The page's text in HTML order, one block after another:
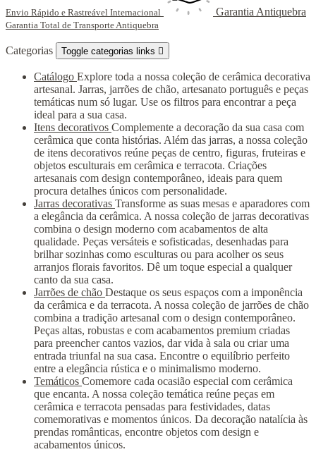
Envio Rápido e Rastreável Internacional Garantia Antiquebra
Garantia Total de Transporte Antiquebra
Categorias Toggle categorias links 
Catálogo Explore toda a nossa coleção de cerâmica decorativa
artesanal. Jarras, jarrões de chão, artesanato português e peças
temáticas num só lugar. Use os filtros para encontrar a peça
ideal para a sua casa.
Itens decorativos Complemente a decoração da sua casa com
cerâmica que conta histórias. Além das jarras, a nossa coleção
de itens decorativos reúne peças de centro, figuras, fruteiras e
objetos esculturais em cerâmica e terracota. Criações
artesanais com design contemporâneo, ideais para quem
procura detalhes únicos com personalidade.
Jarras decorativas Transforme as suas mesas e aparadores com
a elegância da cerâmica. A nossa coleção de jarras decorativas
combina o design moderno com acabamentos de alta
qualidade. Peças versáteis e sofisticadas, desenhadas para
brilhar sozinhas como esculturas ou para acolher os seus
arranjos florais favoritos. Dê um toque especial a qualquer
canto da sua casa.
Jarrões de chão Destaque os seus espaços com a imponência
da cerâmica e da terracota. A nossa coleção de jarrões de chão
combina a tradição artesanal com o design contemporâneo.
Peças altas, robustas e com acabamentos premium criadas
para preencher cantos vazios, dar vida à sala ou criar uma
entrada triunfal na sua casa. Encontre o equilíbrio perfeito
entre a elegância rústica e o minimalismo moderno.
Temáticos Comemore cada ocasião especial com cerâmica
que encanta. A nossa coleção temática reúne peças em
cerâmica e terracota pensadas para festividades, datas
comemorativas e momentos únicos. Da decoração natalícia às
prendas românticas, encontre objetos com design e
acabamentos únicos.